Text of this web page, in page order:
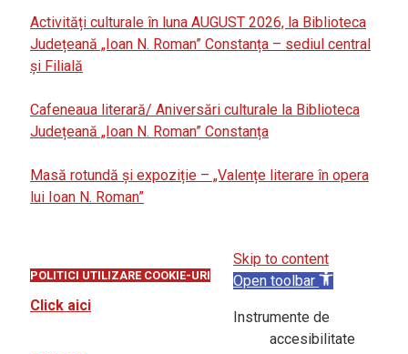
Activități culturale în luna AUGUST 2026, la Biblioteca
Județeană „Ioan N. Roman” Constanța – sediul central
și Filială
Cafeneaua literară/ Aniversări culturale la Biblioteca
Județeană „Ioan N. Roman” Constanța
Masă rotundă și expoziție – „Valențe literare în opera
lui Ioan N. Roman”
POLITICI UTILIZARE COOKIE-URI
Click aici
Skip to content
Open toolbar
Instrumente de
accesibilitate